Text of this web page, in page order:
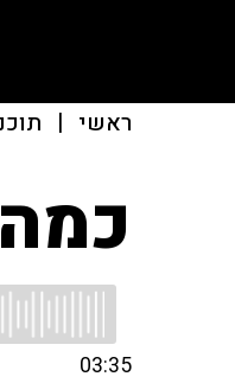
ראשי |
03:35